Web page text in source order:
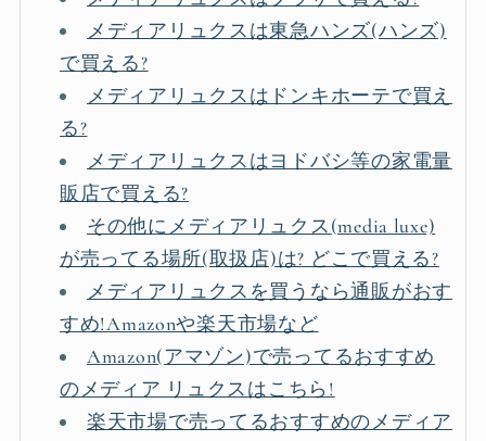
メディアリュクスは東急ハンズ(ハンズ)
で買える?
メディアリュクスはドンキホーテで買え
る?
メディアリュクスはヨドバシ等の家電量
販店で買える?
その他にメディアリュクス(media luxe)
が売ってる場所(取扱店)は? どこで買える?
メディアリュクスを買うなら通販がおす
すめ!Amazonや楽天市場など
Amazon(アマゾン)で売ってるおすすめ
のメディア リュクスはこちら!
楽天市場で売ってるおすすめのメディア